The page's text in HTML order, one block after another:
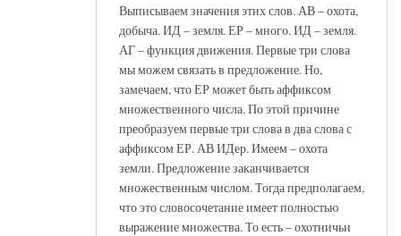
Выписываем значения этих слов. АВ – охота,
добыча. ИД – земля. ЕР – много. ИД – земля.
АГ – функция движения. Первые три слова
мы можем связать в предложение. Но,
замечаем, что ЕР может быть аффиксом
множественного числа. По этой причине
преобразуем первые три слова в два слова с
аффиксом ЕР. АВ ИДер. Имеем – охота
земли. Предложение заканчивается
множественным числом. Тогда предполагаем,
что это словосочетание имеет полностью
выражение множества. То есть – охотничьи